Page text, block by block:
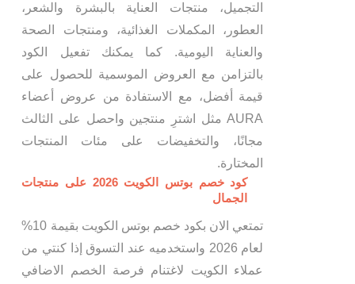
التجميل، منتجات العناية بالبشرة والشعر،
العطور، المكملات الغذائية، ومنتجات الصحة
والعناية اليومية. كما يمكنك تفعيل الكود
بالتزامن مع العروض الموسمية للحصول على
قيمة أفضل، مع الاستفادة من عروض أعضاء
AURA مثل اشترِ منتجين واحصل على الثالث
مجانًا، والتخفيضات على مئات المنتجات
المختارة.
كود خصم بوتس الكويت 2026 على منتجات
الجمال
تمتعي الان بكود خصم بوتس الكويت بقيمة 10%
لعام 2026 واستخدميه عند التسوق إذا كنتي من
عملاء الكويت لاغتنام فرصة الخصم الاضافي